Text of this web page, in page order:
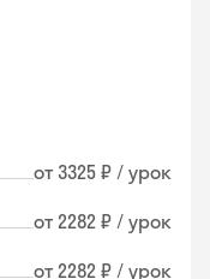
от 3325 ₽ / урок
от 2282 ₽ / урок
от 2282 ₽ / урок